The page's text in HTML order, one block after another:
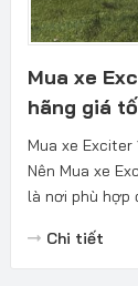
Mua xe
hãng giá
Mua xe
Nên Mua xe
là nơi phù hợp
Chi tiết